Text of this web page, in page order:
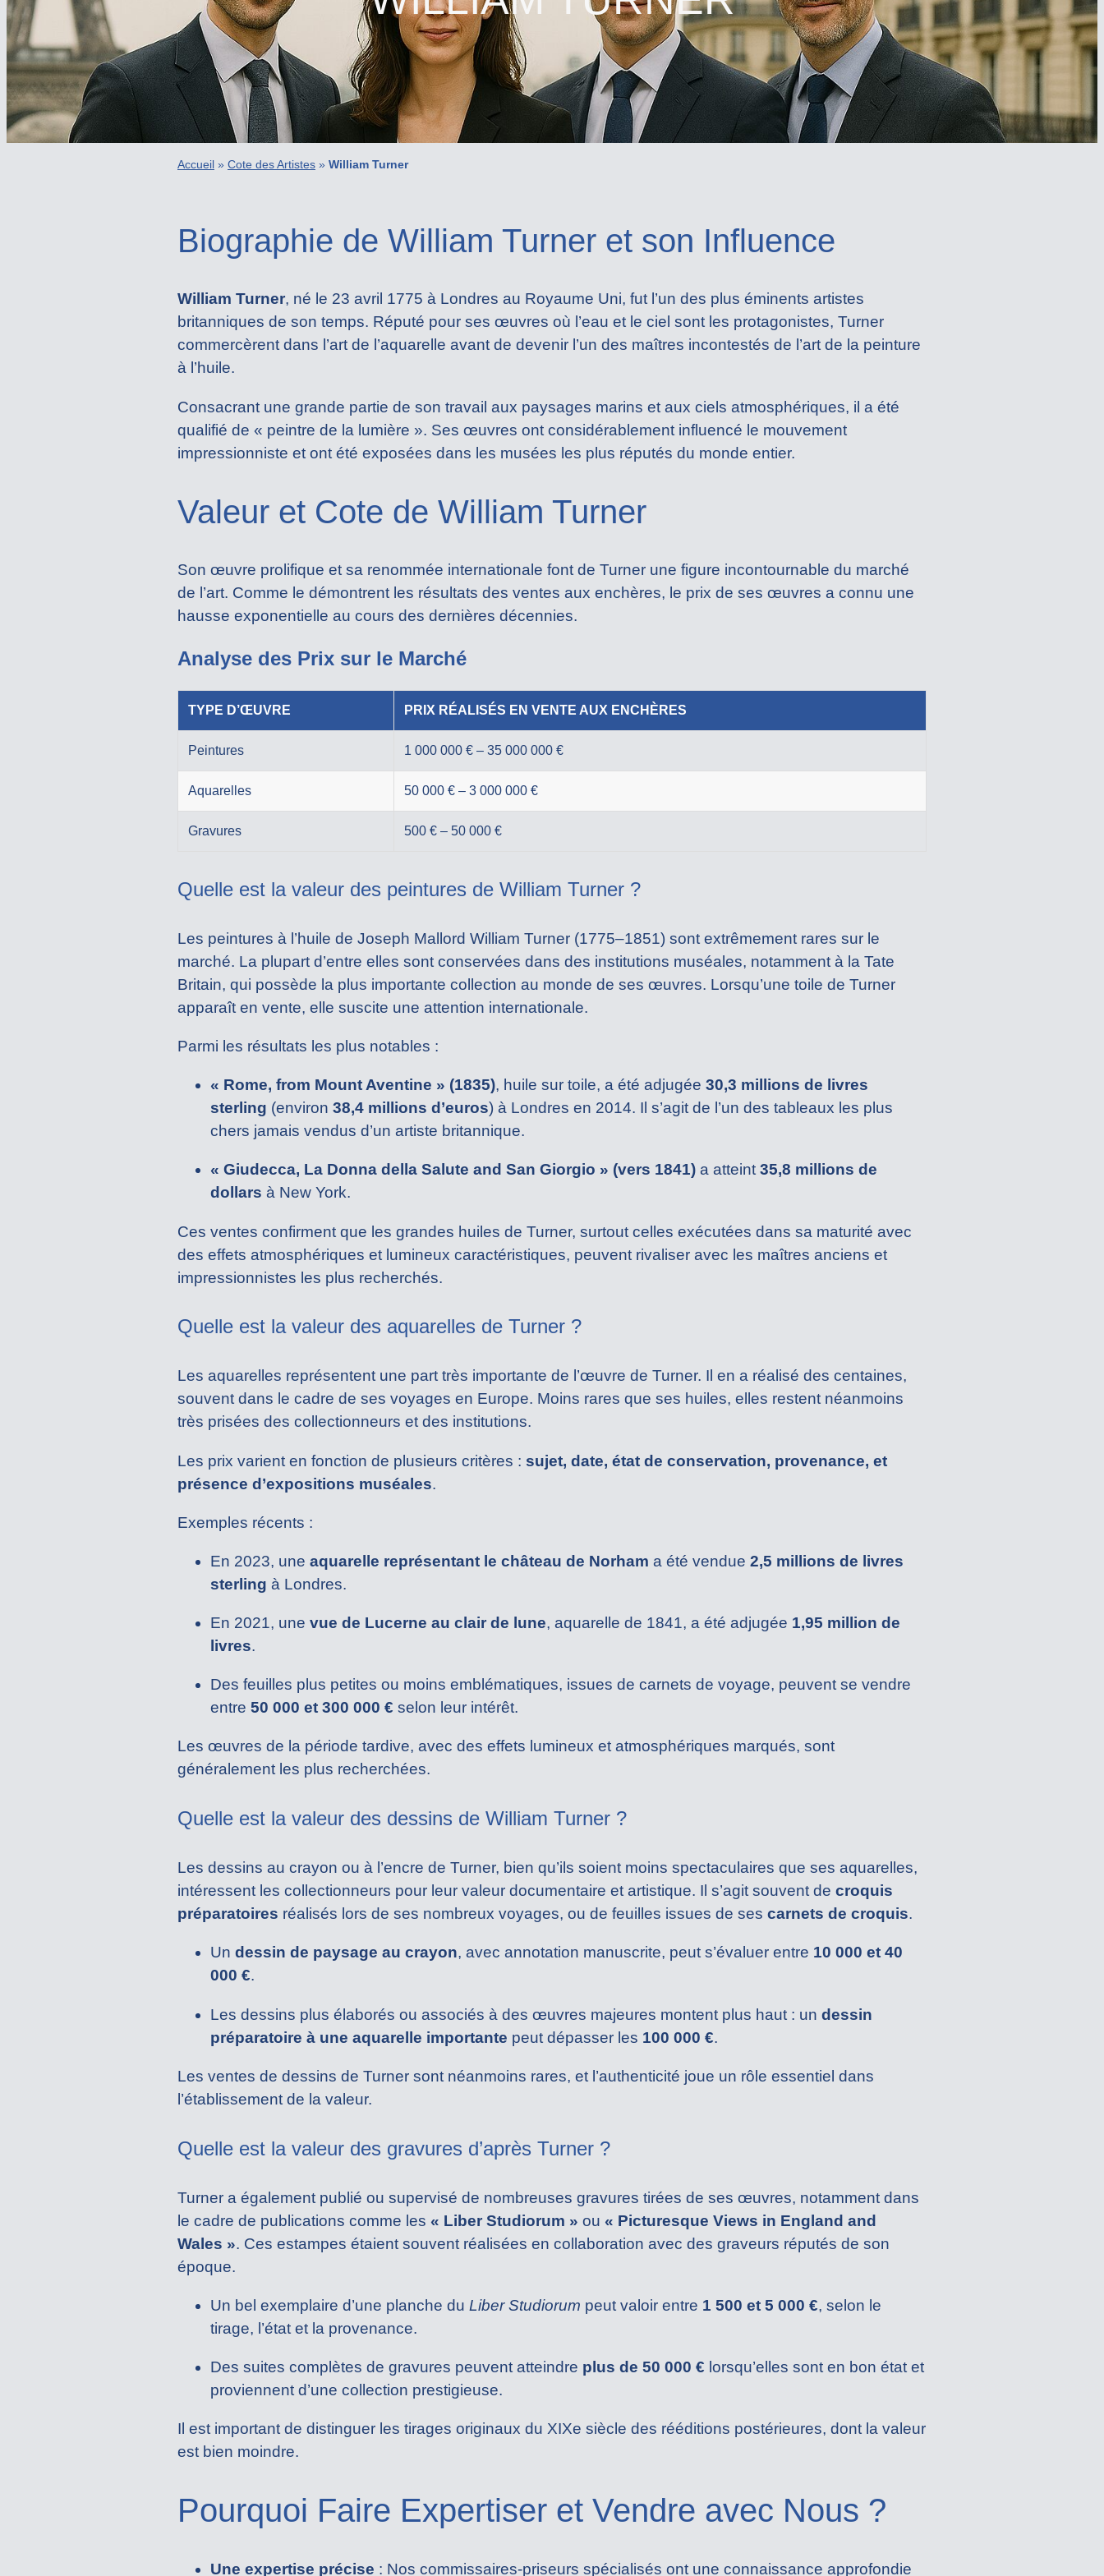
Accueil » Cote des Artistes » William Turner
Biographie de William Turner et son Influence
William Turner, né le 23 avril 1775 à Londres au Royaume Uni, fut l’un des plus éminents artistes
britanniques de son temps. Réputé pour ses œuvres où l’eau et le ciel sont les protagonistes, Turner
commercèrent dans l’art de l’aquarelle avant de devenir l’un des maîtres incontestés de l’art de la peinture
à l’huile.
Consacrant une grande partie de son travail aux paysages marins et aux ciels atmosphériques, il a été
qualifié de « peintre de la lumière ». Ses œuvres ont considérablement influencé le mouvement
impressionniste et ont été exposées dans les musées les plus réputés du monde entier.
Valeur et Cote de William Turner
Son œuvre prolifique et sa renommée internationale font de Turner une figure incontournable du marché
de l’art. Comme le démontrent les résultats des ventes aux enchères, le prix de ses œuvres a connu une
hausse exponentielle au cours des dernières décennies.
Analyse des Prix sur le Marché
TYPE D’ŒUVRE PRIX RÉALISÉS EN VENTE AUX ENCHÈRES
Peintures 1 000 000 € – 35 000 000 €
Aquarelles 50 000 € – 3 000 000 €
Gravures 500 € – 50 000 €
Quelle est la valeur des peintures de William Turner ?
Les peintures à l’huile de Joseph Mallord William Turner (1775–1851) sont extrêmement rares sur le
marché. La plupart d’entre elles sont conservées dans des institutions muséales, notamment à la Tate
Britain, qui possède la plus importante collection au monde de ses œuvres. Lorsqu’une toile de Turner
apparaît en vente, elle suscite une attention internationale.
Parmi les résultats les plus notables :
« Rome, from Mount Aventine » (1835), huile sur toile, a été adjugée 30,3 millions de livres
sterling (environ 38,4 millions d’euros) à Londres en 2014. Il s’agit de l’un des tableaux les plus
chers jamais vendus d’un artiste britannique.
« Giudecca, La Donna della Salute and San Giorgio » (vers 1841) a atteint 35,8 millions de
dollars à New York.
Ces ventes confirment que les grandes huiles de Turner, surtout celles exécutées dans sa maturité avec
des effets atmosphériques et lumineux caractéristiques, peuvent rivaliser avec les maîtres anciens et
impressionnistes les plus recherchés.
Quelle est la valeur des aquarelles de Turner ?
Les aquarelles représentent une part très importante de l’œuvre de Turner. Il en a réalisé des centaines,
souvent dans le cadre de ses voyages en Europe. Moins rares que ses huiles, elles restent néanmoins
très prisées des collectionneurs et des institutions.
Les prix varient en fonction de plusieurs critères : sujet, date, état de conservation, provenance, et
présence d’expositions muséales.
Exemples récents :
En 2023, une aquarelle représentant le château de Norham a été vendue 2,5 millions de livres
sterling à Londres.
En 2021, une vue de Lucerne au clair de lune, aquarelle de 1841, a été adjugée 1,95 million de
livres.
Des feuilles plus petites ou moins emblématiques, issues de carnets de voyage, peuvent se vendre
entre 50 000 et 300 000 € selon leur intérêt.
Les œuvres de la période tardive, avec des effets lumineux et atmosphériques marqués, sont
généralement les plus recherchées.
Quelle est la valeur des dessins de William Turner ?
Les dessins au crayon ou à l’encre de Turner, bien qu’ils soient moins spectaculaires que ses aquarelles,
intéressent les collectionneurs pour leur valeur documentaire et artistique. Il s’agit souvent de croquis
préparatoires réalisés lors de ses nombreux voyages, ou de feuilles issues de ses carnets de croquis.
Un dessin de paysage au crayon, avec annotation manuscrite, peut s’évaluer entre 10 000 et 40
000 €.
Les dessins plus élaborés ou associés à des œuvres majeures montent plus haut : un dessin
préparatoire à une aquarelle importante peut dépasser les 100 000 €.
Les ventes de dessins de Turner sont néanmoins rares, et l’authenticité joue un rôle essentiel dans
l’établissement de la valeur.
Quelle est la valeur des gravures d’après Turner ?
Turner a également publié ou supervisé de nombreuses gravures tirées de ses œuvres, notamment dans
le cadre de publications comme les « Liber Studiorum » ou « Picturesque Views in England and
Wales ». Ces estampes étaient souvent réalisées en collaboration avec des graveurs réputés de son
époque.
Un bel exemplaire d’une planche du Liber Studiorum peut valoir entre 1 500 et 5 000 €, selon le
tirage, l’état et la provenance.
Des suites complètes de gravures peuvent atteindre plus de 50 000 € lorsqu’elles sont en bon état et
proviennent d’une collection prestigieuse.
Il est important de distinguer les tirages originaux du XIXe siècle des rééditions postérieures, dont la valeur
est bien moindre.
Pourquoi Faire Expertiser et Vendre avec Nous ?
Une expertise précise : Nos commissaires-priseurs spécialisés ont une connaissance approfondie